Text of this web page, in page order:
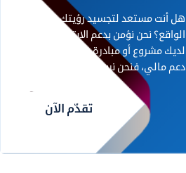
هل أنت مستعد لتجسيد رؤيتك على أرض
الواقع؟ نحن نؤمن بدعم الابتكار. إذا كان
لديك مشروع أو مبادرة رائدة تحتاج إلى
دعم مالي، فنحن نريد أن نسمع منك.
تقدّم الآن